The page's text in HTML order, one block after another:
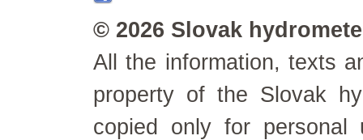
© 2026 Slovak
All the information, texts
property of the Slovak
copied only for personal